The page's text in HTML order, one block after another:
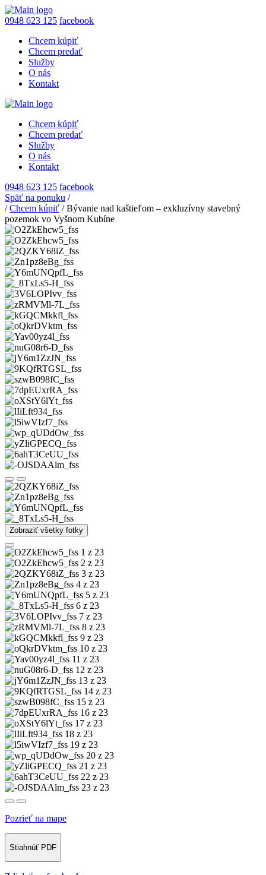
0948 623 125 facebook
Chcem kúpiť
Chcem predať
Služby
O nás
Kontakt
Chcem kúpiť
Chcem predať
Služby
O nás
Kontakt
0948 623 125 facebook
Späť na ponuku /
/Chcem kúpiť /Bývanie nad kaštieľom – exkluzívny stavebný
pozemok vo Vyšnom Kubíne
Zobraziť všetky fotky
1 z 23
2 z 23
3 z 23
4 z 23
5 z 23
6 z 23
7 z 23
8 z 23
9 z 23
10 z 23
11 z 23
12 z 23
13 z 23
14 z 23
15 z 23
16 z 23
17 z 23
18 z 23
19 z 23
20 z 23
21 z 23
22 z 23
23 z 23
Pozrieť na mape
Stiahnúť PDF